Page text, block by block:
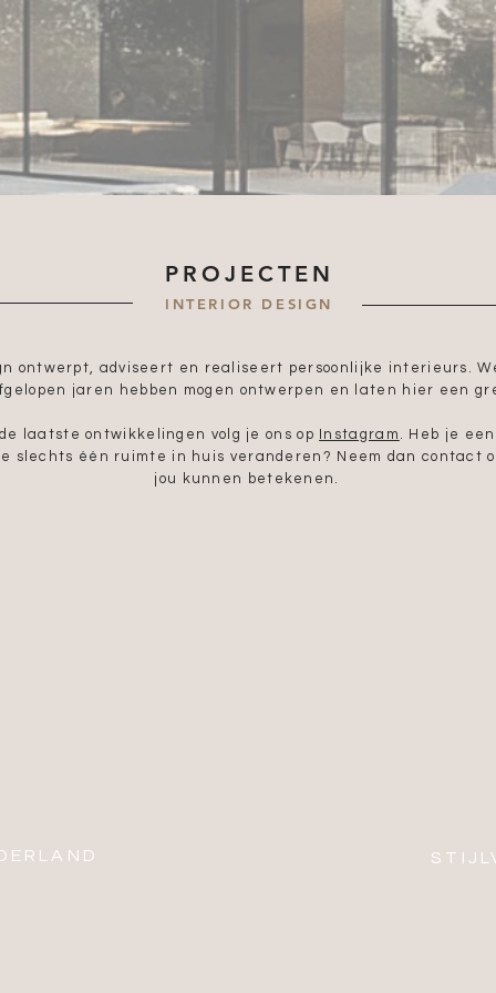
PROJECTEN
INTERIOR DESIGN
ontwerpt, adviseert en realiseert persoonlijke interieurs.
jaren hebben mogen ontwerpen en laten hier een
laatste ontwikkelingen volg je ons op Instagram . Heb je
slechts één ruimte in huis veranderen? Neem dan contact
jou kunnen betekenen.